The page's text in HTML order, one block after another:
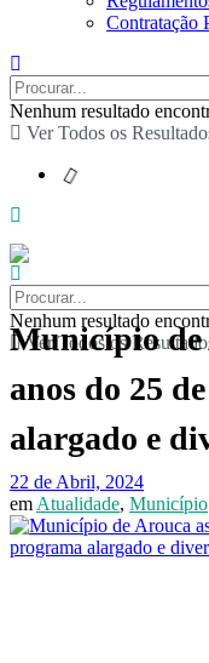
Contratação
Nenhum resultado
Ver Todos os
Nenhum resultado
Ver Todos os
Município de
anos do 25
alargado e
22 de Abril, 2024
em Atualidade, Município